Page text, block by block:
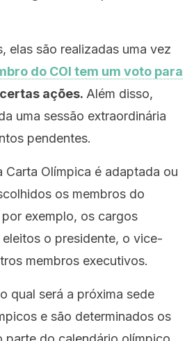
elas são realizadas uma vez
do COI tem um voto para
ações. Além disso,
uma sessão extraordinária
pendentes.
Carta Olímpica é adaptada ou
os membros do
exemplo, os cargos
o presidente, o vice-
membros executivos.
qual será a próxima sede
e são determinados os